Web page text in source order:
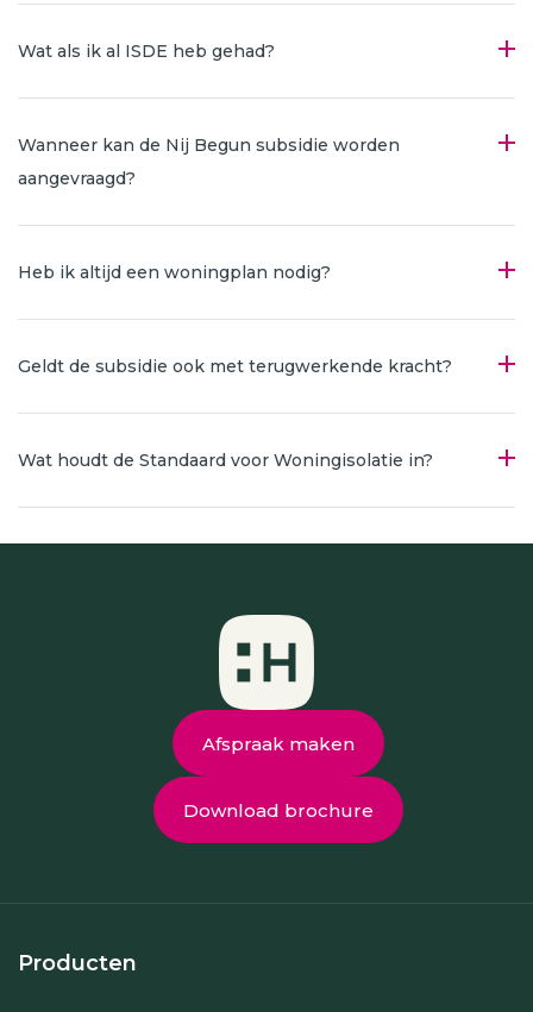
Wat als ik al ISDE heb gehad?
Wanneer kan de Nij Begun subsidie worden
aangevraagd?
Heb ik altijd een woningplan nodig?
Geldt de subsidie ook met terugwerkende kracht?
Wat houdt de Standaard voor Woningisolatie in?
Afspraak maken
Download brochure
Producten